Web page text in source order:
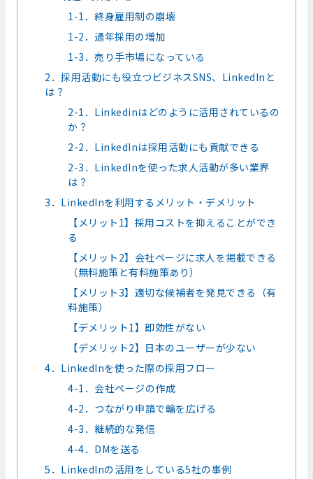
1-1．終身雇用制の崩壊
1-2．通年採用の増加
1-3．売り手市場になっている
2．採用活動にも役立つビジネスSNS、LinkedInと
は？
2-1．Linkedinはどのように活用されているの
か？
2-2．LinkedInは採用活動にも貢献できる
2-3．LinkedInを使った求人活動が多い業界
は？
3．LinkedInを利用するメリット・デメリット
【メリット1】採用コストを抑えることができ
る
【メリット2】会社ページに求人を掲載できる
（無料施策と有料施策あり）
【メリット3】適切な候補者を発見できる（有
料施策）
【デメリット1】即効性がない
【デメリット2】日本のユーザーが少ない
4．LinkedInを使った際の採用フロー
4-1．会社ページの作成
4-2．つながり申請で輪を広げる
4-3．継続的な発信
4-4．DMを送る
5．LinkedInの活用をしている5社の事例